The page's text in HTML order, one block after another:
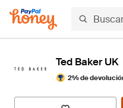
Ted Baker UK
2% de